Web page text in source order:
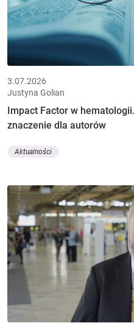
3.07.2026
Justyna Golian
Impact Factor w
znaczenie dla autorów
Aktualności